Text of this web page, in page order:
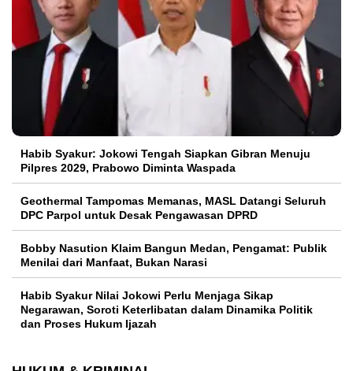
Habib Syakur: Jokowi Tengah Siapkan Gibran Menuju
Pilpres 2029, Prabowo Diminta Waspada
Geothermal Tampomas Memanas, MASL Datangi Seluruh
DPC Parpol untuk Desak Pengawasan DPRD
Bobby Nasution Klaim Bangun Medan, Pengamat: Publik
Menilai dari Manfaat, Bukan Narasi
Habib Syakur Nilai Jokowi Perlu Menjaga Sikap
Negarawan, Soroti Keterlibatan dalam Dinamika Politik
dan Proses Hukum Ijazah